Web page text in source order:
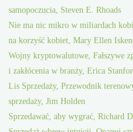
samopoczucia, Steven E. Rhoads
Nie ma nic mikro w miliardach
na korzyść kobiet, Mary Ellen
Wojny kryptowalutowe, Fałszywe
i zakłócenia w branży, Erica
Lis Sprzedaży, Przewodnik
sprzedaży, Jim Holden
Sprzedawać, aby wygrać, Richard